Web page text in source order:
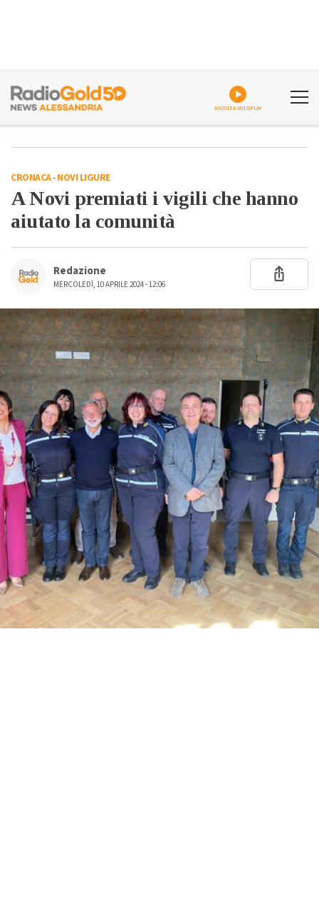
ASCOLTA GOLDPLAY
CRONACA-NOVI LIGURE
A Novi premiati i vigili che hanno
aiutato la comunità
Redazione
MERCOLEDÌ, 10 APRILE 2024 - 12:06